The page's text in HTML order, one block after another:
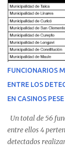
equipo médico
Regional de
Talca con escolta
estudiante de
del personal de
recibir atención
conoció la
Villarrica— se
evolución
FUNCIONARIOS
ENTRE LOS
EN CASINOS
Un total de 56
entre ellos 4
detectados